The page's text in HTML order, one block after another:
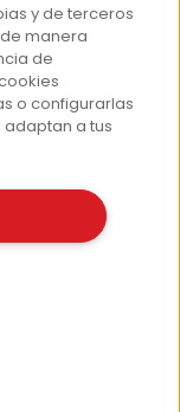
y de terceros
manera
de
o configurarlas
a tus